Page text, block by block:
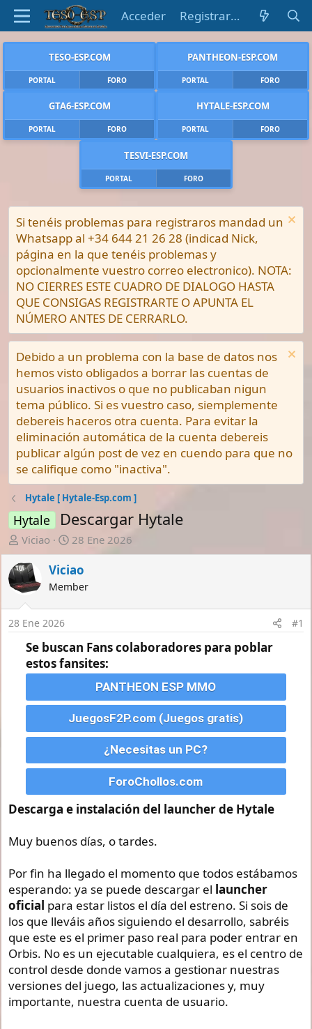
Acceder Registrarse
TESO-ESP.COM
PORTAL FORO
PANTHEON-ESP.COM
PORTAL FORO
GTA6-ESP.COM
PORTAL FORO
HYTALE-ESP.COM
PORTAL FORO
TESVI-ESP.COM
PORTAL FORO
Si tenéis problemas para registraros mandad un
Whatsapp al +34 644 21 26 28 (indicad Nick,
página en la que tenéis problemas y
opcionalmente vuestro correo electronico). NOTA:
NO CIERRES ESTE CUADRO DE DIALOGO HASTA
QUE CONSIGAS REGISTRARTE O APUNTA EL
NÚMERO ANTES DE CERRARLO.
Debido a un problema con la base de datos nos
hemos visto obligados a borrar las cuentas de
usuarios inactivos o que no publicaban nigun
tema público. Si es vuestro caso, siemplemente
debereis haceros otra cuenta. Para evitar la
eliminación automática de la cuenta debereis
publicar algún post de vez en cuendo para que no
se califique como "inactiva".
Hytale [ Hytale-Esp.com ]
Hytale Descargar Hytale
A
u
t
o
r
Viciao
F
e
c
h
d
i
n
i
i
o
28 Ene 2026
Viciao
Member
28 Ene 2026 #1
Se buscan Fans colaboradores para poblar
estos fansites:
PANTHEON ESP MMO
JuegosF2P.com (Juegos gratis)
¿Necesitas un PC?
ForoChollos.com
Descarga e instalación del launcher de Hytale
Muy buenos días, o tardes.
Por fin ha llegado el momento que todos estábamos
esperando: ya se puede descargar el launcher
oficial para estar listos el día del estreno. Si sois de
los que lleváis años siguiendo el desarrollo, sabréis
que este es el primer paso real para poder entrar en
Orbis. No es un ejecutable cualquiera, es el centro de
control desde donde vamos a gestionar nuestras
versiones del juego, las actualizaciones y, muy
importante, nuestra cuenta de usuario.